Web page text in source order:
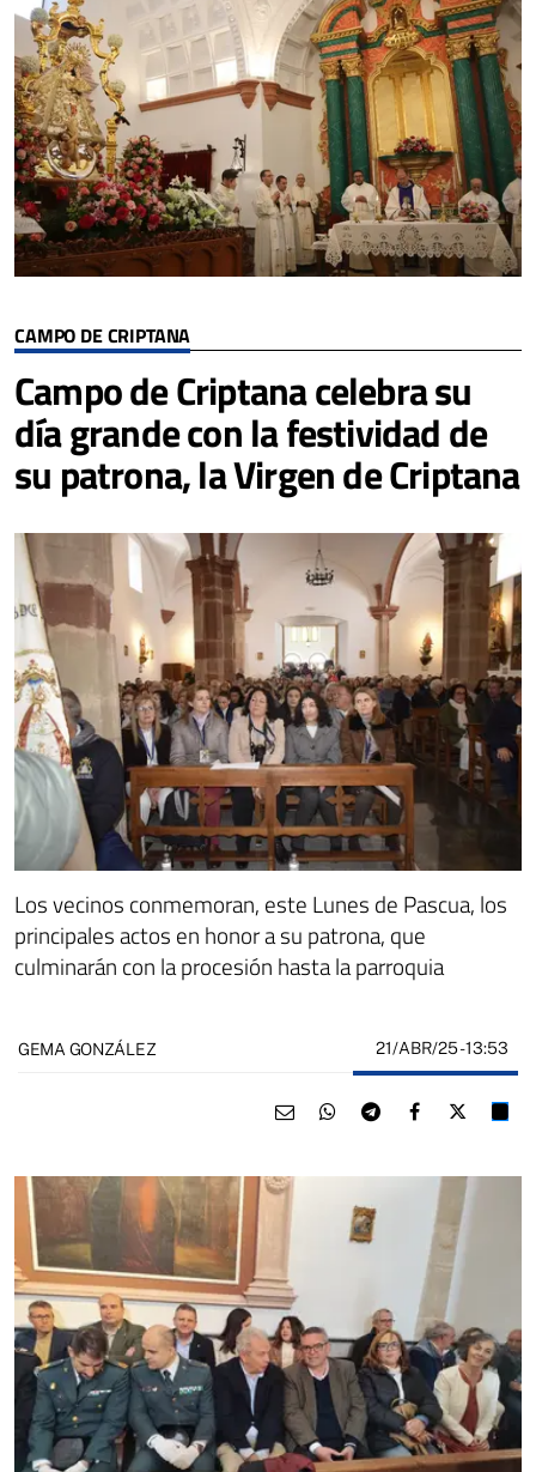
CAMPO DE CRIPTANA
Campo de Criptana celebra su
día grande con la festividad de
su patrona, la Virgen de Criptana
Los vecinos conmemoran, este Lunes de Pascua, los
principales actos en honor a su patrona, que
culminarán con la procesión hasta la parroquia
GEMA GONZÁLEZ 21/ABR/25- 13:53